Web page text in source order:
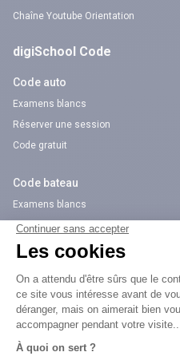
Chaîne Youtube Orientation
digiSchool Code
Code auto
Examens blancs
Réserver une session
Code gratuit
Code bateau
Examens blancs
Séries d’entraînement
Application Android Code de la route
Application iOS Code de la route
digiSchool Langues